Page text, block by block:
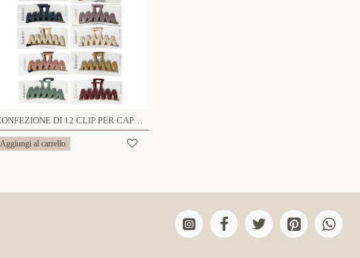
CONFEZIONE DI 12 CLIP PER CAPELLI SMERIGLIATO - YN22104D452
Aggiungi al carrello